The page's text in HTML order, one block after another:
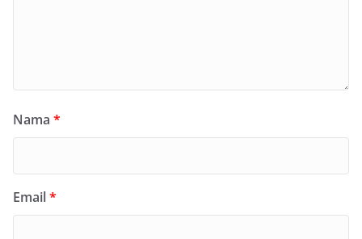
Nama *
Email*